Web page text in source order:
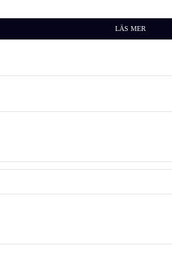
LÄS MER